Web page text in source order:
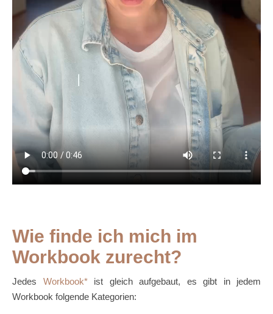
Wie finde ich mich im
Workbook zurecht?
Jedes Workbook ist gleich aufgebaut, es gibt in jedem
Workbook folgende Kategorien: